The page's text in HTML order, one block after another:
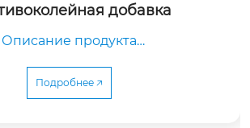
добавка
Описание продукта
Подробнее 🡥